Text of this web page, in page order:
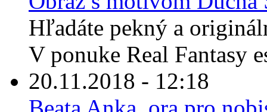
Hľadáte pekný a
V ponuke Real Fantasy
20.11.2018 - 12:18